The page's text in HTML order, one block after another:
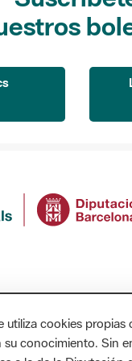
utiliza cookies
su conocimiento. Sin